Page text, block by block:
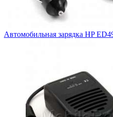
Автомобильная зарядка HP